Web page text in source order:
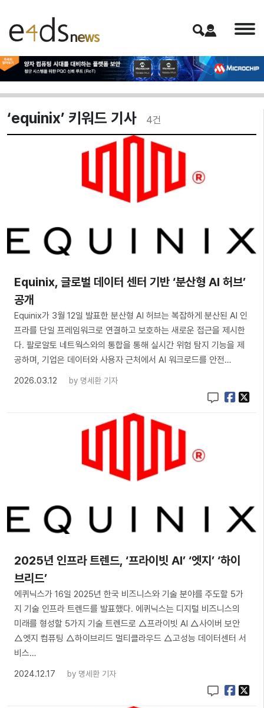
‘equinix’ 키워드 기사 4건
Equinix, 글로벌 데이터 센터 기반 ‘분산형 AI 허브’
공개
Equinix가 3월 12일 발표한 분산형 AI 허브는 복잡하게 분산된 AI 인
프라를 단일 프레임워크로 연결하고 보호하는 새로운 접근을 제시한
다. 팔로알토 네트웍스와의 통합을 통해 실시간 위험 탐지 기능을 제
공하며, 기업은 데이터와 사용자 근처에서 AI 워크로드를 안전…
2026.03.12
by 명세환 기자
​2025년 인프라 트렌드, ‘프라이빗 AI’ ‘엣지’ ‘하이
브리드’
에퀴닉스가 16일 2025년 한국 비즈니스와 기술 분야를 주도할 5가
지 기술 인프라 트렌드를 발표했다. 에퀴닉스는 디지털 비즈니스의
미래를 형성할 5가지 기술 트렌드로 △프라이빗 AI △사이버 보안
△엣지 컴퓨팅 △하이브리드 멀티클라우드 △고성능 데이터센터 서
비스…
2024.12.17
by 명세환 기자